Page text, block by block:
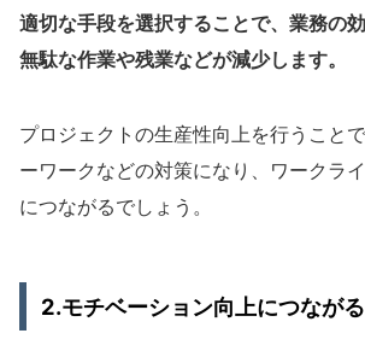
適切な手段を選択することで、業務の
無駄な作業や残業などが減少します。
プロジェクトの生産性向上を行うこと
ーワークなどの対策になり、ワークラ
につながるでしょう。
2.モチベーション向上につながる